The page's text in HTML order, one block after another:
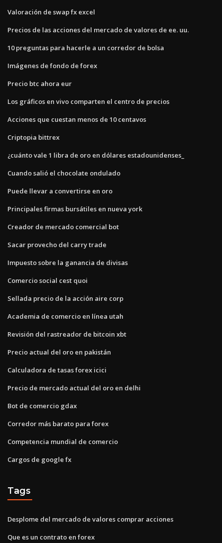
Valoración de swap fx excel
Precios de las acciones del mercado de valores de ee. uu.
10 preguntas para hacerle a un corredor de bolsa
Imágenes de fondo de forex
Precio btc ahora eur
Los gráficos en vivo comparten el centro de precios
Acciones que cuestan menos de 10 centavos
Criptopia bittrex
¿cuánto vale 1 libra de oro en dólares estadounidenses_
Cuando salió el chocolate ondulado
Puede llevar a convertirse en oro
Principales firmas bursátiles en nueva york
Creador de mercado comercial bot
Sacar provecho del carry trade
Impuesto sobre la ganancia de divisas
Comercio social cest quoi
Sellada precio de la acción aire corp
Academia de comercio en línea utah
Revisión del rastreador de bitcoin xbt
Precio actual del oro en pakistán
Calculadora de tasas forex icici
Precio de mercado actual del oro en delhi
Bot de comercio gdax
Corredor más barato para forex
Competencia mundial de comercio
Cargos de google fx
Tags
Desplome del mercado de valores comprar acciones
Que es un contrato en forex